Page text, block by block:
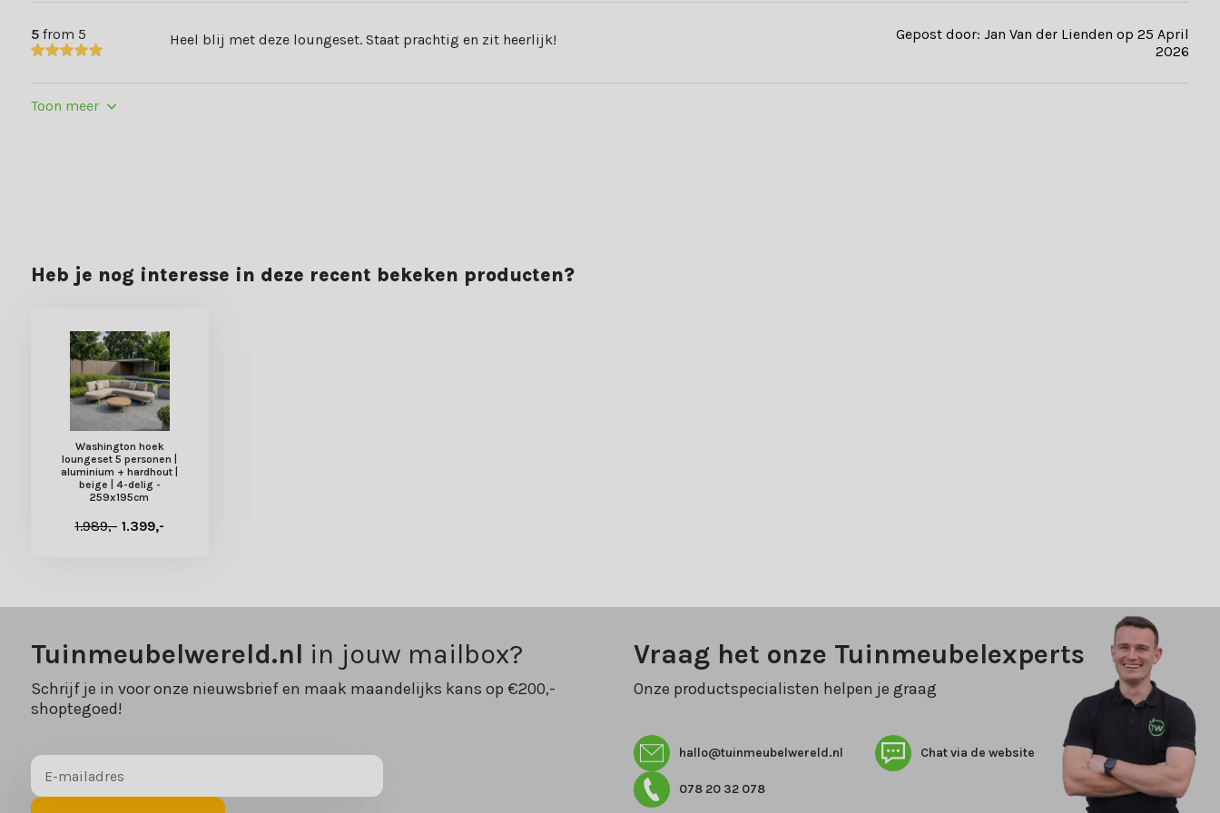
Altijd de laagste prijs
Klanten beoordelen ons met een 8,8: ervaar het zelf en bestel vandaag nog jouw hoek set.
5from 5 Heel blij met deze loungeset. Staat prachtig en zit heerlijk!
Gepost door: Jan Van der Lienden op 25 April
2026
Toon meer
Heb je nog interesse in deze recent bekeken producten?
Washington hoek
loungeset 5 personen |
aluminium + hardhout |
beige | 4-delig -
259x195cm
1.989,- 1.399,-
Tuinmeubelwereld.nl in jouw mailbox?
Schrijf je in voor onze nieuwsbrief en maak maandelijks kans op €200,-
shoptegoed!
Vraag het onze Tuinmeubelexperts
Onze productspecialisten helpen je graag
hallo@tuinmeubelwereld.nl Chat via de website
078 20 32 078